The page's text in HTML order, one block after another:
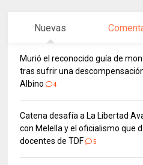
Nuevas
Murió el reconocido guía de
tras sufrir una
Albino
4
Catena desafía a La Libertad
con Melella y el oficialismo que
docentes de TDF
5